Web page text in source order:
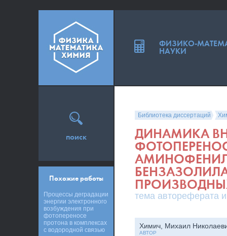
Библиотека диссертаций
ДИНАМИКА
тема автореферата
Химич, Михаил
АВТОР
поиск
Похожие работы
Процессы деградации
энергии электронного
возбуждения при
фотопереносе
протона в комплексах
с водородной связью
ФИЗИКО-
НАУКИ